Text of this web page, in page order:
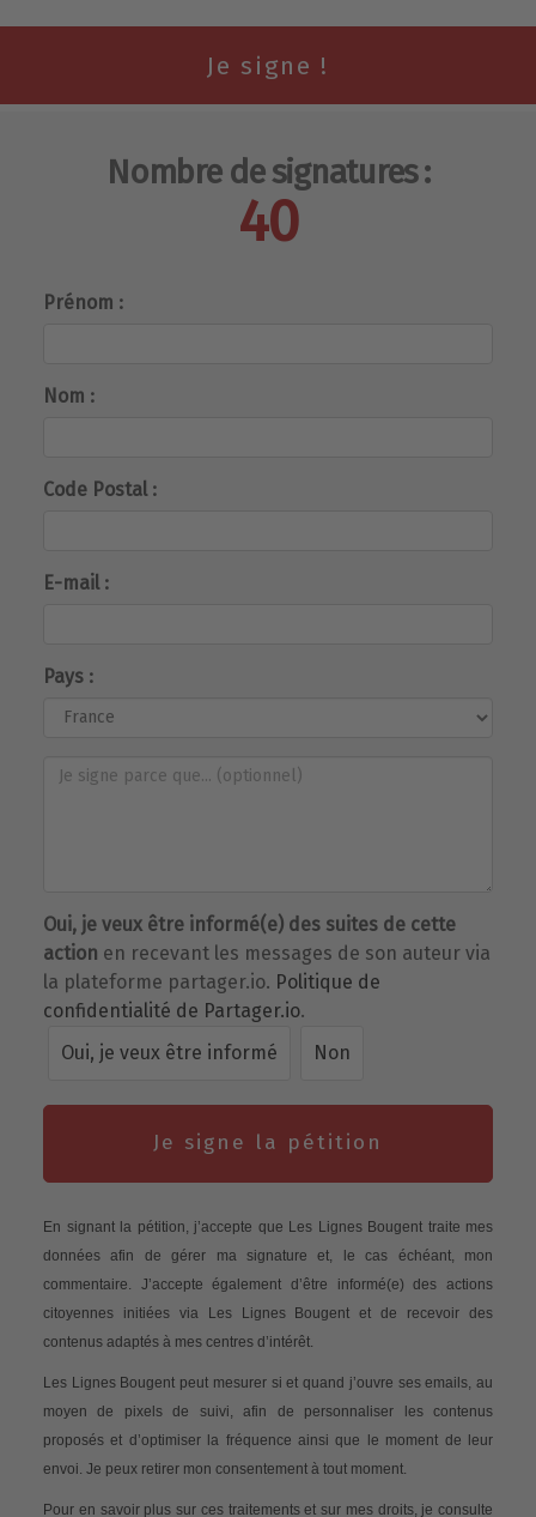
Nombre de signatures :
40
Prénom :
Nom :
Code Postal :
E-mail :
Pays :
Oui, je veux être informé(e) des suites de cette
action en recevant les messages de son auteur via
la plateforme partager.io. Politique de
confidentialité de Partager.io.
Oui, je veux être informé
Non
Je signe la pétition
En signant la pétition, j’accepte que Les Lignes Bougent traite mes
données afin de gérer ma signature et, le cas échéant, mon
commentaire. J’accepte également d’être informé(e) des actions
citoyennes initiées via Les Lignes Bougent et de recevoir des
contenus adaptés à mes centres d’intérêt.
Les Lignes Bougent peut mesurer si et quand j’ouvre ses emails, au
moyen de pixels de suivi, afin de personnaliser les contenus
proposés et d’optimiser la fréquence ainsi que le moment de leur
envoi. Je peux retirer mon consentement à tout moment.
Pour en savoir plus sur ces traitements et sur mes droits, je consulte